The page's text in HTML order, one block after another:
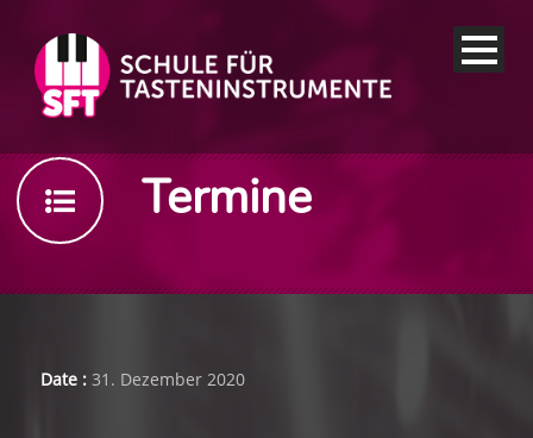
Termine
Date : 31. Dezember 2020